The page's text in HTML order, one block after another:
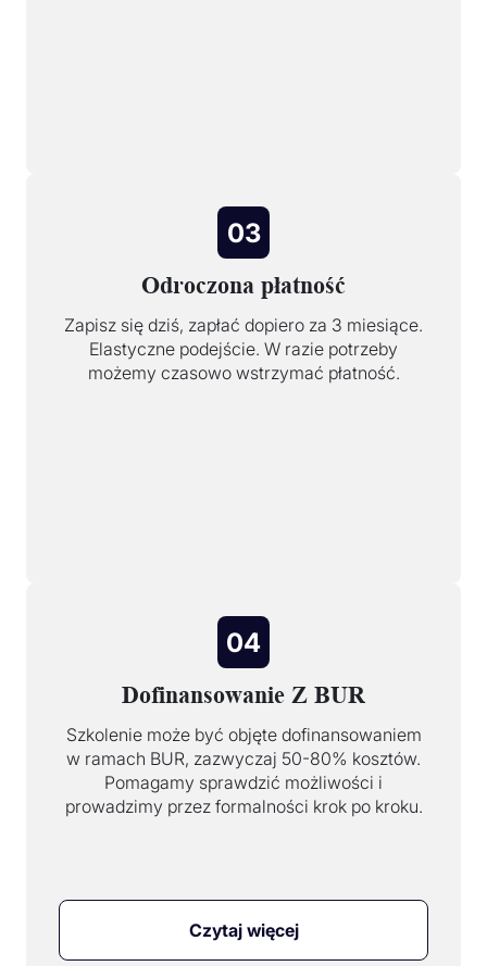
03
Odroczona płatność
Zapisz się dziś, zapłać dopiero za 3 miesiące.
Elastyczne podejście. W razie potrzeby
możemy czasowo wstrzymać płatność.
04
Dofinansowanie Z BUR
Szkolenie może być objęte dofinansowaniem
w ramach BUR, zazwyczaj 50-80% kosztów.
Pomagamy sprawdzić możliwości i
prowadzimy przez formalności krok po kroku.
Czytaj więcej